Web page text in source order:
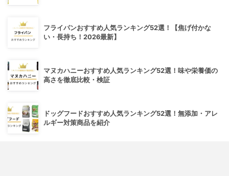
フライパンおすすめ人気ランキング52選！【焦げ付かな
い・長持ち！2026最新】
マヌカハニーおすすめ人気ランキング52選！味や栄養価の
高さを徹底比較・検証
ドッグフードおすすめ人気ランキング52選！無添加・アレ
ルギー対策商品を紹介